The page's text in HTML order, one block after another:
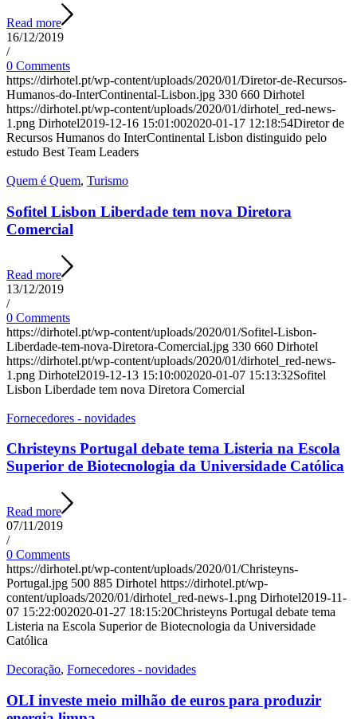
Read more
16/12/2019
/
0 Comments
https://dirhotel.pt/wp-content/uploads/2020/01/Diretor-de-Recursos-
Humanos-do-InterContinental-Lisbon.jpg 330 660 Dirhotel
https://dirhotel.pt/wp-content/uploads/2020/01/dirhotel_red-news-
1.png Dirhotel2019-12-16 15:01:002020-01-17 12:18:54Diretor de
Recursos Humanos do InterContinental Lisbon distinguido pelo
estudo Best Team Leaders
Quem é Quem, Turismo
Sofitel Lisbon Liberdade tem nova Diretora
Comercial
Read more
13/12/2019
/
0 Comments
https://dirhotel.pt/wp-content/uploads/2020/01/Sofitel-Lisbon-
Liberdade-tem-nova-Diretora-Comercial.jpg 330 660 Dirhotel
https://dirhotel.pt/wp-content/uploads/2020/01/dirhotel_red-news-
1.png Dirhotel2019-12-13 15:10:002020-01-07 15:13:32Sofitel
Lisbon Liberdade tem nova Diretora Comercial
Fornecedores - novidades
Christeyns Portugal debate tema Listeria na Escola
Superior de Biotecnologia da Universidade Católica
Read more
07/11/2019
/
0 Comments
https://dirhotel.pt/wp-content/uploads/2020/01/Christeyns-
Portugal.jpg 500 885 Dirhotel https://dirhotel.pt/wp-
content/uploads/2020/01/dirhotel_red-news-1.png Dirhotel2019-11-
07 15:22:002020-01-27 18:15:20Christeyns Portugal debate tema
Listeria na Escola Superior de Biotecnologia da Universidade
Católica
Decoração, Fornecedores - novidades
OLI investe meio milhão de euros para produzir